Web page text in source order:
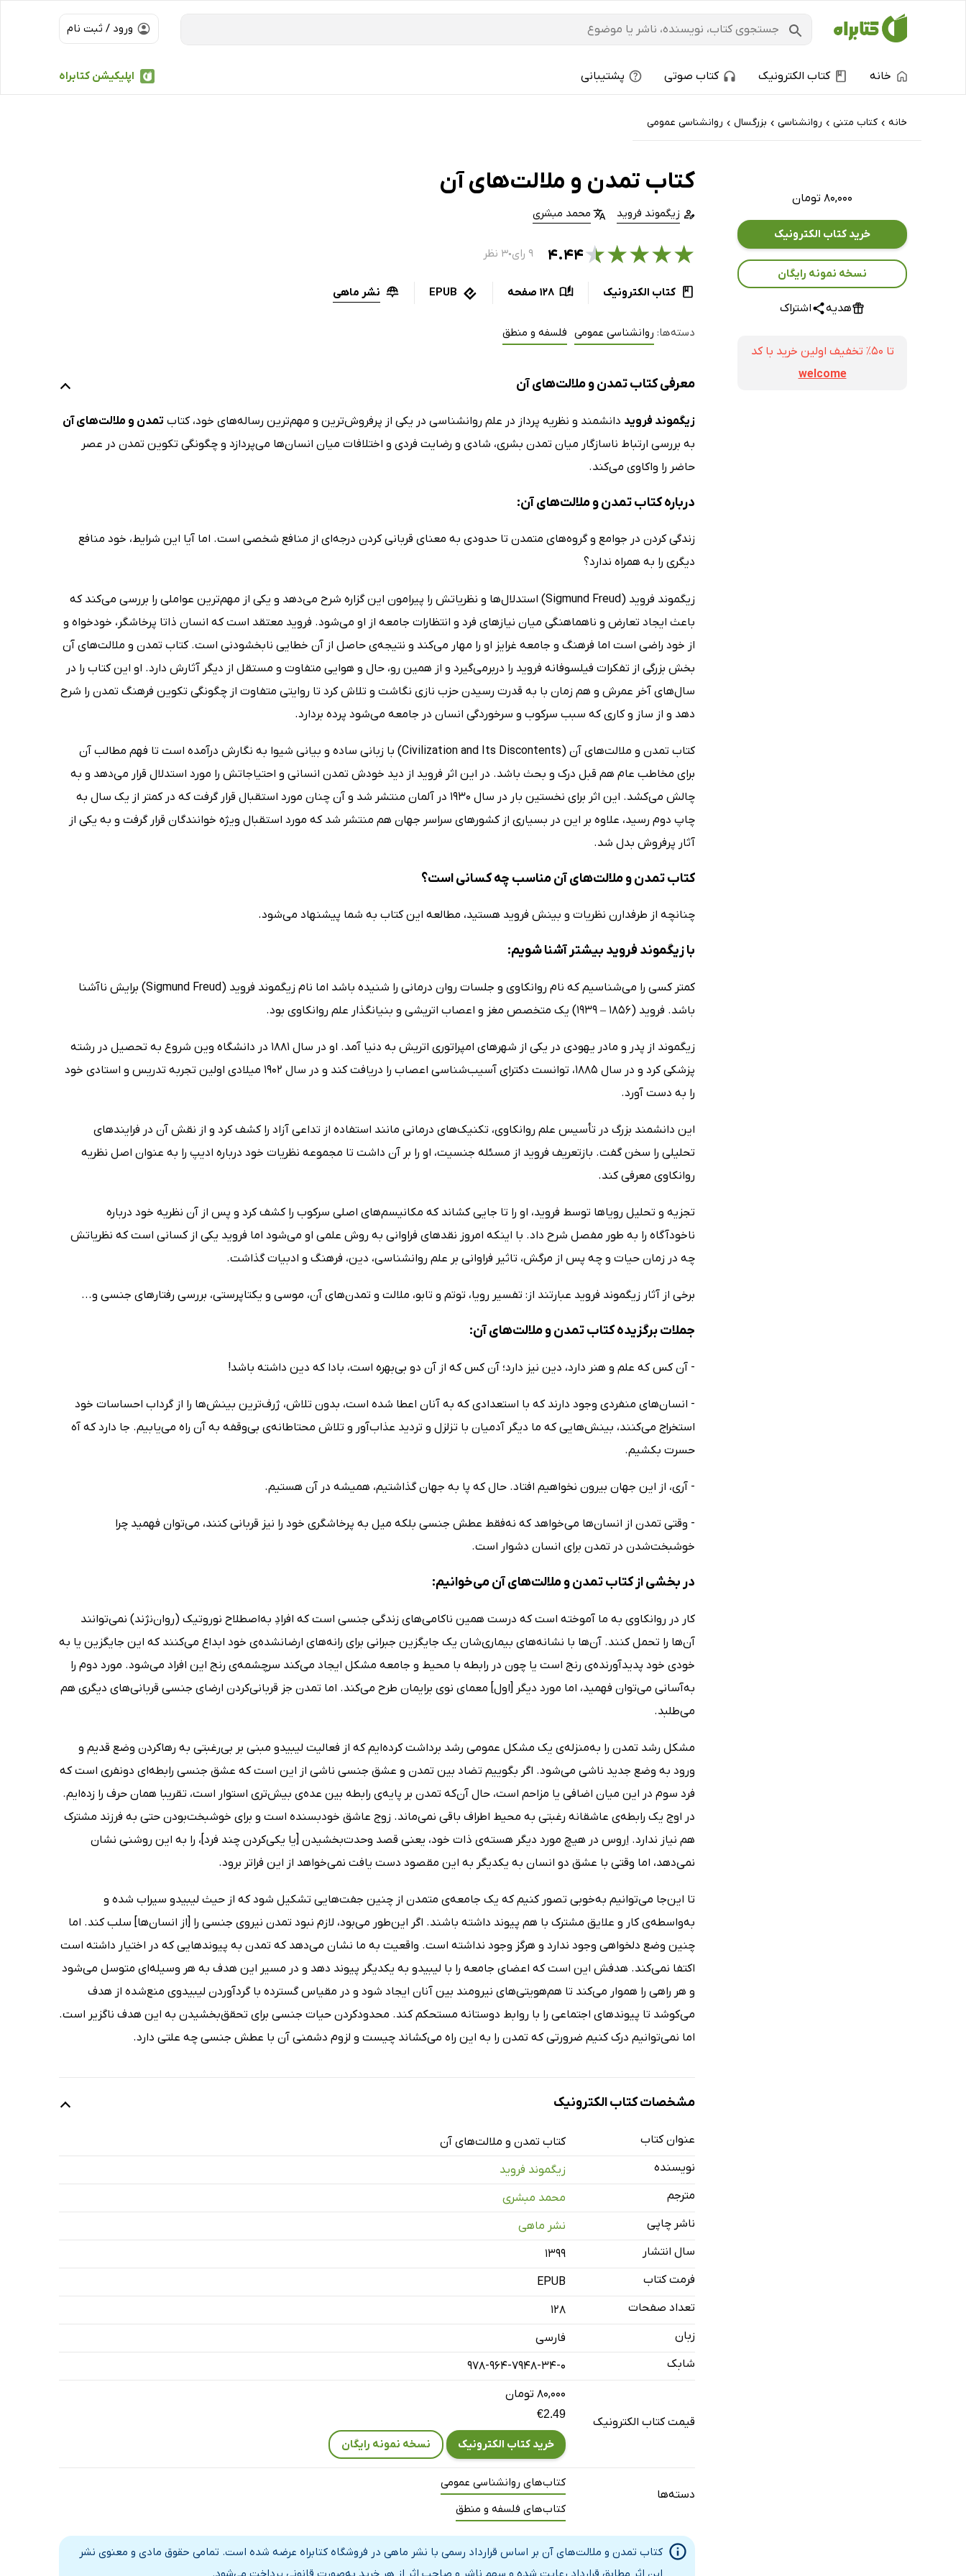
ورود / ثبت نام
اپلیکیشن کتابراه خانه کتاب الکترونیک کتاب صوتی پشتیبانی
خانه › کتاب‌ متنی › روانشناسی › بزرگسال › روانشناسی عمومی
۸۰,۰۰۰ تومان
خرید کتاب الکترونیک
نسخه نمونه رایگان
هدیه اشتراک
تا ۵۰٪ تخفیف اولین خرید با کد
welcome
کتاب تمدن و ملالت‌ها‌ی آن
زیگموند فروید محمد مبشری
★
★
★
★
★۴.۴۴ ۹ رای ●۳ نظر
کتاب الکترونیک 128 صفحه EPUB نشر ماهی
دسته‌ها: روانشناسی عمومی فلسفه و منطق
معرفی کتاب تمدن و ملالت‌ها‌ی آن
زیگموند فروید دانشمند و نظریه پرداز در علم روانشناسی در یکی از پرفروش‌ترین و مهم‌ترین رساله‌های خود، کتاب تمدن و ملالت‌ها‌ی آن
به بررسی ارتباط ناسازگار میان تمدن بشری، شادی و رضایت فردی و اختلافات میان انسان‌ها می‌پردازد و چگونگی تکوین تمدن در عصر
حاضر را واکاوی می‌کند.
درباره کتاب تمدن و ملالت‌ها‌ی آن:
زندگی کردن در جوامع و گروه‌های متمدن تا حدودی به معنای قربانی کردن درجه‌ای از منافع شخصی است. اما آیا این شرایط، خود منافع
دیگری را به همراه ندارد؟
زیگموند فروید (Sigmund Freud) استدلال‌ها و نظریاتش را پیرامون این گزاره شرح می‌دهد و یکی از مهم‌ترین عواملی را بررسی می‌کند که
باعث ایجاد تعارض و ناهماهنگی میان نیازهای فرد و انتظارات جامعه از او می‌شود. فروید معتقد است که انسان ذاتا پرخاشگر، خودخواه و
از خود راضی است اما فرهنگ و جامعه غرایز او را مهار می‌کند و نتیجه‌ی حاصل از آن خطایی نابخشودنی است. کتاب تمدن و ملالت‌ها‌ی آن
بخش بزرگی از تفکرات فیلسوفانه فروید را دربرمی‌گیرد و از همین رو، حال و هوایی متفاوت و مستقل از دیگر آثارش دارد. او این کتاب را در
سال‌های آخر عمرش و هم زمان با به قدرت رسیدن حزب نازی نگاشت و تلاش کرد تا روایتی متفاوت از چگونگی تکوین فرهنگ تمدن را شرح
دهد و از ساز و کاری که سبب سرکوب و سرخوردگی انسان در جامعه می‌شود پرده بردارد.
کتاب تمدن و ملالت‌ها‌ی آن (Civilization and Its Discontents) با زبانی ساده و بیانی شیوا به نگارش درآمده است تا فهم مطالب آن
برای مخاطب عام هم قبل درک و بحث باشد. در این اثر فروید از دید خودش تمدن انسانی و احتیاجاتش را مورد استدلال قرار می‌دهد و به
چالش می‌کشد. این اثر برای نخستین بار در سال 1930 در آلمان منتشر شد و آن چنان مورد استقبال قرار گرفت که در کمتر از یک سال به
چاپ دوم رسید، علاوه بر این در بسیاری از کشورهای سراسر جهان هم منتشر شد که مورد استقبال ویژه خوانندگان قرار گرفت و به یکی از
آثار پرفروش بدل شد.
کتاب تمدن و ملالت‌ها‌ی آن مناسب چه کسانی است؟
چنانچه از طرفدارن نظریات و بینش فروید هستید، مطالعه این کتاب به شما پیشنهاد می‌شود.
با زیگموند فروید بیشتر آشنا شویم:
کمتر کسی را می‌شناسیم که نام روانکاوی و جلسات روان درمانی را شنیده باشد اما نام زیگموند فروید (Sigmund Freud) برایش ناآشنا
باشد. فروید (1856 – 1939) یک متخصص مغز و اعصاب اتریشی و بنیانگذار علم روانکاوی بود.
زیگموند از پدر و مادر یهودی در یکی از شهرهای امپراتوری اتریش به دنیا آمد. او در سال 1881 در دانشگاه وین شروع به تحصیل در رشته
پزشکی کرد و در سال 1885، توانست دکترای آسیب‌شناسی اعصاب را دریافت کند و در سال 1902 میلادی اولین تجربه تدریس و استادی خود
را به دست آورد.
این دانشمند بزرگ در تأسیس علم روانکاوی، تکنیک‌های درمانی مانند استفاده از تداعی آزاد را کشف کرد و از نقش آن در فرایندهای
تحلیلی را سخن گفت. بازتعریف فروید از مسئله جنسیت، او را بر آن داشت تا مجموعه نظریات خود درباره ادیپ را به عنوان اصل نظریه
روانکاوی معرفی کند.
تجزیه و تحلیل رویاها توسط فروید، او را تا جایی کشاند که مکانیسم‌های اصلی سرکوب را کشف کرد و پس از آن نظریه خود درباره
ناخودآگاه را به طور مفصل شرح داد. با اینکه امروز نقدهای فراوانی به روش علمی او می‌شود اما فروید یکی از کسانی است که نظریاتش
چه در زمان حیات و چه پس از مرگش، تاثیر فراوانی بر علم روانشناسی، دین، فرهنگ و ادبیات گذاشت.
برخی از آثار زیگموند فروید عبارتند از: تفسیر رویا، توتم و تابو، ملالت و تمدن‌های آن، موسی و یکتاپرستی، بررسی رفتارهای جنسی و...
جملات برگزیده کتاب تمدن و ملالت‌ها‌ی آن:
- آن کس که علم و هنر دارد، دین نیز دارد؛ آن کس که از آن دو بى‌بهره است، بادا که دین داشته باشد!
- انسان‌هاى منفردى وجود دارند که با استعدادى که به آنان اعطا شده است، بدون تلاش، ژرف‌ترین بینش‌ها را از گرداب احساسات خود
استخراج مى‌کنند، بینش‌هایى که ما دیگر آدمیان با تزلزل و تردید عذاب‌آور و تلاش محتاطانه‌ى بى‌وقفه به آن راه مى‌یابیم. جا دارد که آه
حسرت بکشیم.
- آرى، از این جهان بیرون نخواهیم افتاد. حال که پا به جهان گذاشتیم، همیشه در آن هستیم.
- وقتى تمدن از انسان‌ها مى‌خواهد که نه‌فقط عطش جنسى بلکه میل به پرخاشگرى خود را نیز قربانى کنند، مى‌توان فهمید چرا
خوشبخت‌شدن در تمدن براى انسان دشوار است.
در بخشی از کتاب تمدن و ملالت‌ها‌ی آن می‌خوانیم:
کار در روانکاوى به ما آموخته است که درست همین ناکامى‌هاى زندگى جنسى است که افرادِ به‌اصطلاح نوروتیک (روان‌نژند) نمى‌توانند
آن‌ها را تحمل کنند. آن‌ها با نشانه‌هاى بیمارى‌شان یک جایگزین جبرانى براى رانه‌هاى ارضانشده‌ى خود ابداع مى‌کنند که این جایگزین یا به
خودى خود پدیدآورنده‌ى رنج است یا چون در رابطه با محیط و جامعه مشکل ایجاد مى‌کند سرچشمه‌ى رنج این افراد مى‌شود. مورد دوم را
به‌آسانى مى‌توان فهمید، اما مورد دیگر [اول] معماى نوى برایمان طرح مى‌کند. اما تمدن جز قربانى‌کردن ارضاى جنسى قربانى‌هاى دیگرى هم
مى‌طلبد.
مشکل رشد تمدن را به‌منزله‌ى یک مشکل عمومى رشد برداشت کرده‌ایم که از فعالیت لیبیدو مبنى بر بى‌رغبتى به رهاکردن وضع قدیم و
ورود به وضع جدید ناشى مى‌شود. اگر بگوییم تضاد بین تمدن و عشق جنسى ناشى از این است که عشق جنسى رابطه‌اى دونفرى است که
فرد سوم در این میان اضافى یا مزاحم است، حال آن‌که تمدن بر پایه‌ى رابطه بین عده‌ى بیش‌ترى استوار است، تقریبا همان حرف را زده‌ایم.
در اوج یک رابطه‌ى عاشقانه رغبتى به محیط اطراف باقى نمى‌ماند. زوج عاشق خودبسنده است و براى خوشبخت‌بودن حتى به فرزند مشترک
هم نیاز ندارد. اِروس در هیچ مورد دیگر هسته‌ى ذات خود، یعنى قصد وحدت‌بخشیدن [یا یکى‌کردن چند فرد]، را به این روشنى نشان
نمى‌دهد، اما وقتى با عشق دو انسان به یکدیگر به این مقصود دست یافت نمى‌خواهد از این فراتر برود.
تا این‌جا مى‌توانیم به‌خوبى تصور کنیم که یک جامعه‌ى متمدن از چنین جفت‌هایى تشکیل شود که از حیث لیبیدو سیراب شده و
به‌واسطه‌ى کار و علایق مشترک با هم پیوند داشته باشند. اگر این‌طور مى‌بود، لازم نبود تمدن نیروى جنسى را [از انسان‌ها] سلب کند. اما
چنین وضع دلخواهى وجود ندارد و هرگز وجود نداشته است. واقعیت به ما نشان مى‌دهد که تمدن به پیوندهایى که در اختیار داشته است
اکتفا نمى‌کند. هدفش این است که اعضاى جامعه را با لیبیدو به یکدیگر پیوند دهد و در مسیر این هدف به هر وسیله‌اى متوسل مى‌شود
و هر راهى را هموار مى‌کند تا هم‌هویتى‌هاى نیرومند بین آنان ایجاد شود و در مقیاس گسترده با گردآوردن لیبیدوى منع‌شده از هدف
مى‌کوشد تا پیوندهاى اجتماعى را با روابط دوستانه مستحکم کند. محدودکردن حیات جنسى براى تحقق‌بخشیدن به این هدف ناگزیر است.
اما نمى‌توانیم درک کنیم ضرورتى که تمدن را به این راه مى‌کشاند چیست و لزوم دشمنى آن با عطش جنسى چه علتى دارد.
مشخصات کتاب الکترونیک
عنوان کتاب
کتاب تمدن و ملالت‌ها‌ی آن
نویسنده
زیگموند فروید
مترجم
محمد مبشری
ناشر چاپی
نشر ماهی
سال انتشار
۱۳۹۹
فرمت کتاب
EPUB
تعداد صفحات
128
زبان
فارسی
شابک
978-964-7948-34-0
قیمت کتاب الکترونیک
۸۰,۰۰۰ تومان
€2.49
خرید کتاب الکترونیک نسخه نمونه رایگان
دسته‌ها
کتاب‌های روانشناسی عمومی
کتاب‌های فلسفه و منطق
کتاب تمدن و ملالت‌ها‌ی آن بر اساس قرارداد رسمی با نشر ماهی در فروشگاه کتابراه عرضه شده است. تمامی حقوق مادی و معنوی نشر